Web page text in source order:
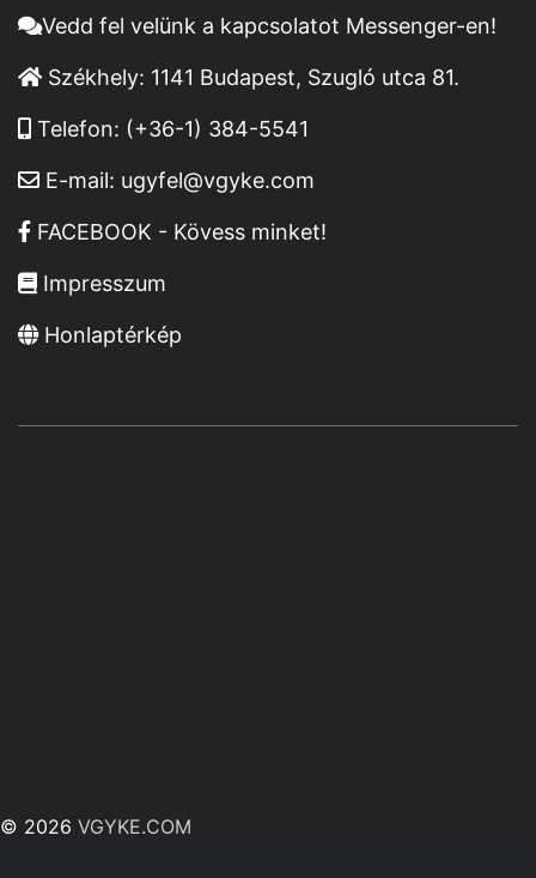
Vedd fel velünk a kapcsolatot Messenger-en!
Székhely: 1141 Budapest, Szugló utca 81.
Telefon: (+36-1) 384-5541
E-mail: ugyfel@vgyke.com
FACEBOOK - Kövess minket!
Impresszum
Honlaptérkép
© 2026 VGYKE.COM